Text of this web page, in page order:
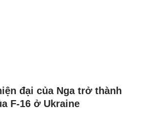
đại của Nga trở thành
F-16 ở Ukraine